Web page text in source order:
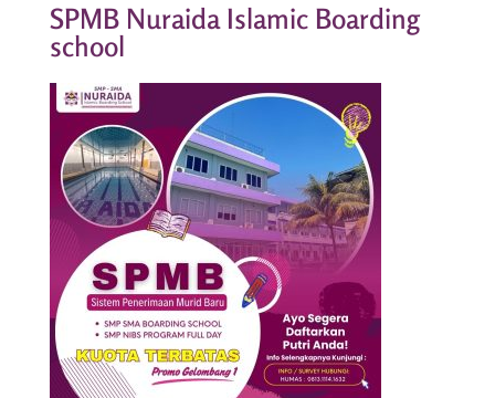
SPMB Nuraida Islamic Boarding
school